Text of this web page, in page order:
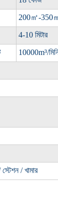
200㎡-350
4-10 মিটার
10000m³/
/ খামার